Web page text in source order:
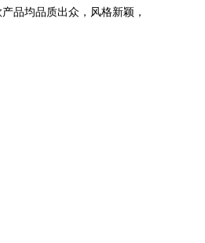
品均品质出众，风格新颖，